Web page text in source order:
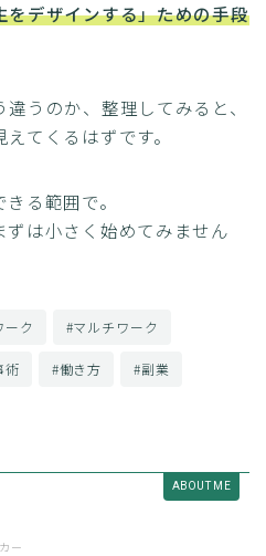
デザインする」ための手段
うのか、整理してみると、
てくるはずです。
る範囲で。
は小さく始めてみません
ク #マルチワーク
術 #働き方 #副業
ABOUT ME
ー